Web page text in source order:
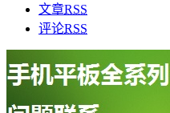
文章RSS
评论RSS